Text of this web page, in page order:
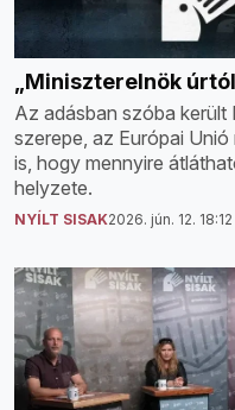
„Miniszterelnök
Az adásban szóba került
szerepe, az Európai
is, hogy mennyire
helyzete.
NYÍLT SISAK2026. jún. 12. 18:12